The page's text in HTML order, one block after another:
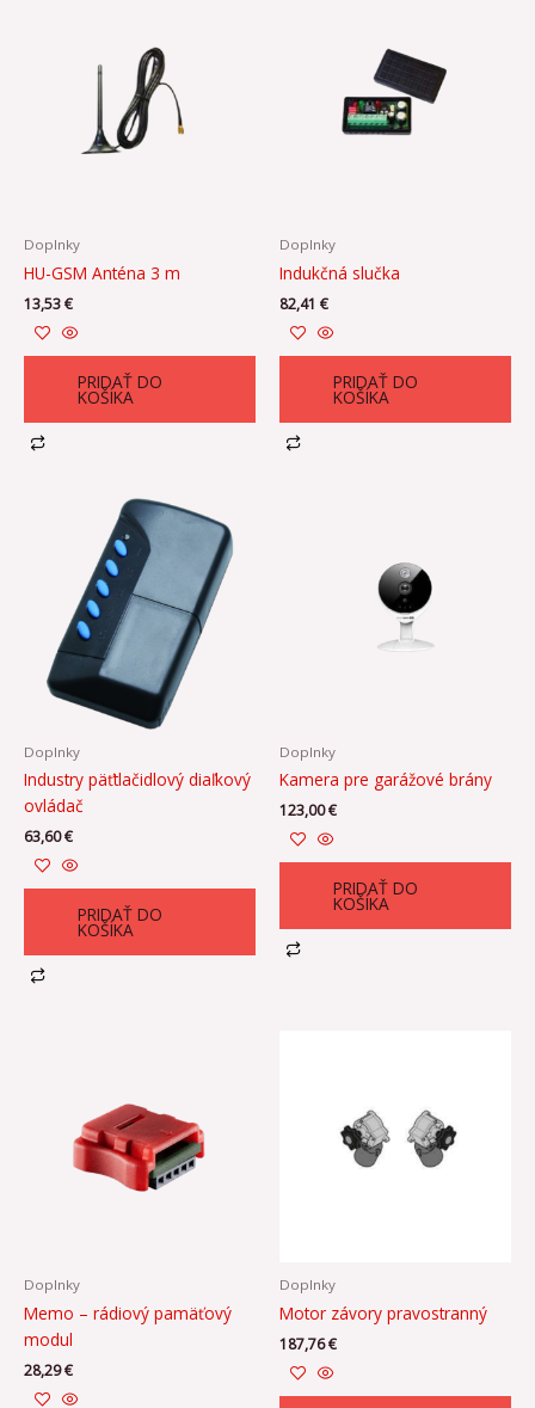
Doplnky
HU-GSM Anténa 3 m
13,53€
PRIDAŤ DO
KOŠÍKA
Doplnky
Indukčná slučka
82,41 €
PRIDAŤ DO
KOŠÍKA
Doplnky
Industry päťtlačidlový diaľkový
ovládač
63,60€
PRIDAŤ DO
KOŠÍKA
Doplnky
Kamera pre garážové brány
123,00€
PRIDAŤ DO
KOŠÍKA
Doplnky
Memo – rádiový pamäťový
modul
28,29€
Doplnky
Motor závory pravostranný
187,76€